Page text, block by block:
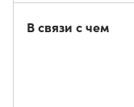
В связи с чем